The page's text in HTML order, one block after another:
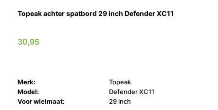
Topeak achter spatbord 29 inch Defender XC11
30,95
Merk:
Topeak
Model:
Defender XC11
Voor wielmaat:
29 inch